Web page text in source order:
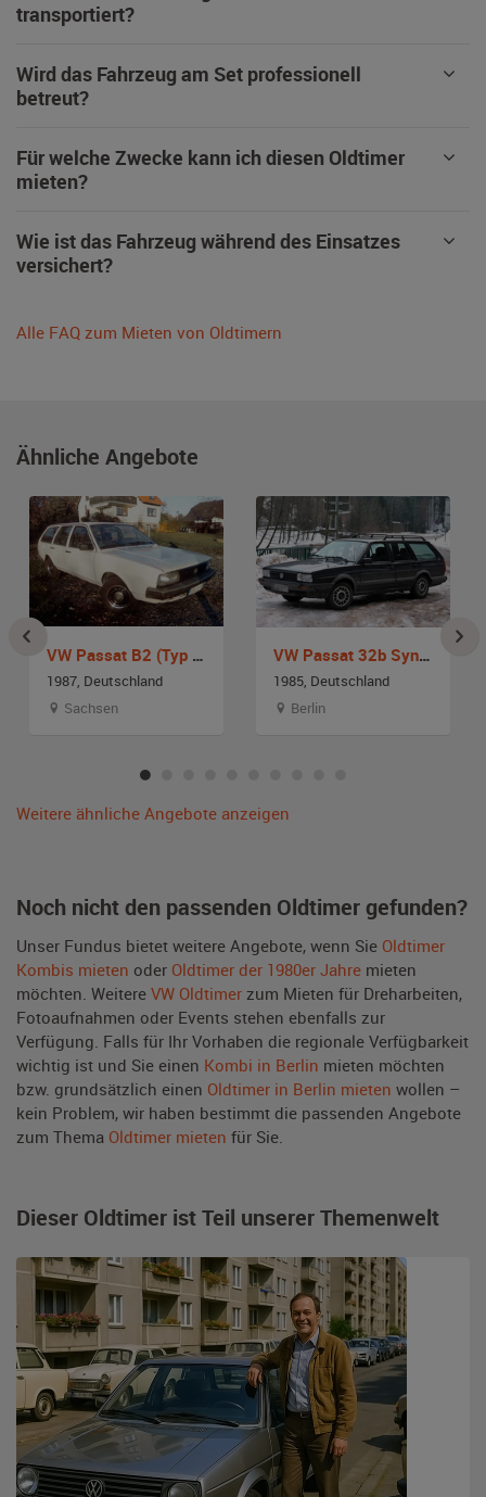
transportiert?
Wird das Fahrzeug am Set professionell
betreut?
Für welche Zwecke kann ich diesen Oldtimer
mieten?
Wie ist das Fahrzeug während des Einsatzes
versichert?
Alle FAQ zum Mieten von Oldtimern
Ähnliche Angebote
VW Passat B2 (Typ 32b)
1987, Deutschland
Sachsen
VW Passat 32b Syncro GT
1985, Deutschland
Berlin
Weitere ähnliche Angebote anzeigen
Noch nicht den passenden Oldtimer gefunden?
Unser Fundus bietet weitere Angebote, wenn Sie Oldtimer
Kombis mieten oder Oldtimer der 1980er Jahre mieten
möchten. Weitere VW Oldtimer zum Mieten für Dreharbeiten,
Fotoaufnahmen oder Events stehen ebenfalls zur
Verfügung. Falls für Ihr Vorhaben die regionale Verfügbarkeit
wichtig ist und Sie einen Kombi in Berlin mieten möchten
bzw. grundsätzlich einen Oldtimer in Berlin mieten wollen –
kein Problem, wir haben bestimmt die passenden Angebote
zum Thema Oldtimer mieten für Sie.
Dieser Oldtimer ist Teil unserer Themenwelt